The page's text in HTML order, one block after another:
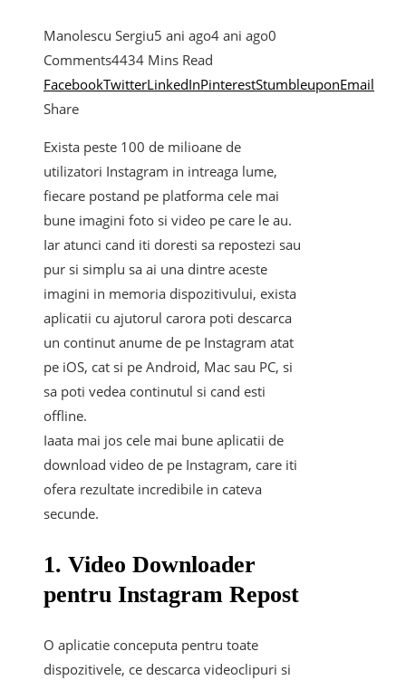
Manolescu Sergiu5 ani ago4 ani ago0
Comments4434 Mins Read
FacebookTwitterLinkedInPinterestStumbleuponEmail
Share
Exista peste 100 de milioane de
utilizatori Instagram in intreaga lume,
fiecare postand pe platforma cele mai
bune imagini foto si video pe care le au.
Iar atunci cand iti doresti sa repostezi sau
pur si simplu sa ai una dintre aceste
imagini in memoria dispozitivului, exista
aplicatii cu ajutorul carora poti descarca
un continut anume de pe Instagram atat
pe iOS, cat si pe Android, Mac sau PC, si
sa poti vedea continutul si cand esti
offline.
Iaata mai jos cele mai bune aplicatii de
download video de pe Instagram, care iti
ofera rezultate incredibile in cateva
secunde.
1. Video Downloader
pentru Instagram Repost
O aplicatie conceputa pentru toate
dispozitivele, ce descarca videoclipuri si